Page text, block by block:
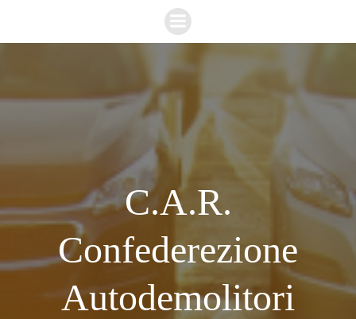
Vai
al
contenuto
C.A.R.
Confederezione
Autodemolitori